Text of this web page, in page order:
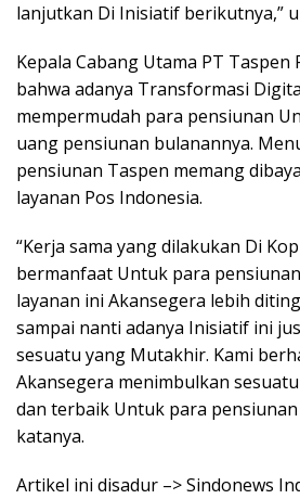
lanjutkan Di Inisiatif berikutnya,”
Kepala Cabang Utama PT Taspen
bahwa adanya Transformasi
mempermudah para pensiunan
uang pensiunan bulanannya.
pensiunan Taspen memang
layanan Pos Indonesia.
“Kerja sama yang dilakukan Di
bermanfaat Untuk para
layanan ini Akansegera lebih
sampai nanti adanya Inisiatif ini
sesuatu yang Mutakhir. Kami
Akansegera menimbulkan
dan terbaik Untuk para
katanya.
Artikel ini disadur –> Sindonews